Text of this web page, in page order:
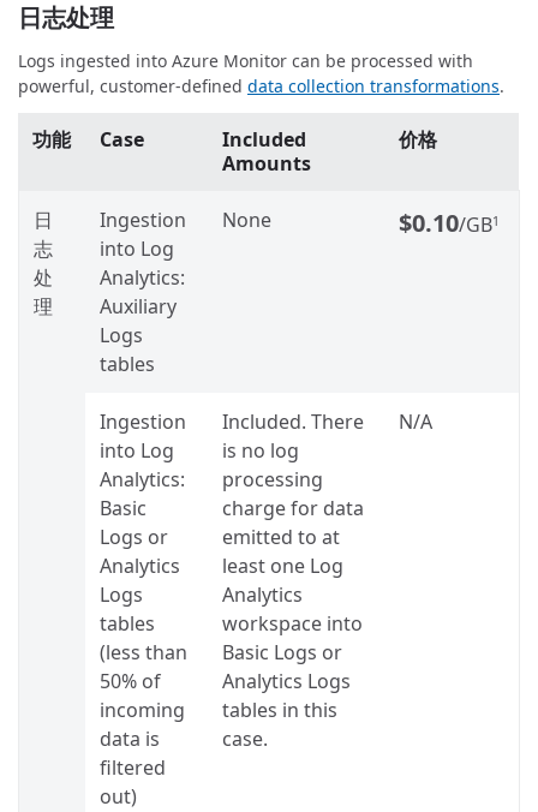
日志处理
Logs ingested into Azure Monitor can be processed with
powerful, customer-defined data collection transformations.
功能 Case
Included
Amounts
价格
日
志
处
理
Ingestion
into Log
Analytics:
Auxiliary
Logs
tables
None $0.10/GB1
Ingestion
into Log
Analytics:
Basic
Logs or
Analytics
Logs
tables
(less than
50% of
incoming
data is
filtered
out)
Included. There
is no log
processing
charge for data
emitted to at
least one Log
Analytics
workspace into
Basic Logs or
Analytics Logs
tables in this
case.
N/A